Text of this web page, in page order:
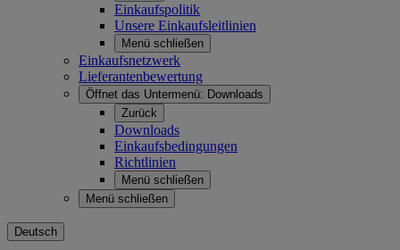
Einkaufspolitik
Unsere Einkaufsleitlinien
Menü schließen
Einkaufsnetzwerk
Lieferantenbewertung
Öffnet das Untermenü: Downloads
Zurück
Downloads
Einkaufsbedingungen
Richtlinien
Menü schließen
Menü schließen
Deutsch